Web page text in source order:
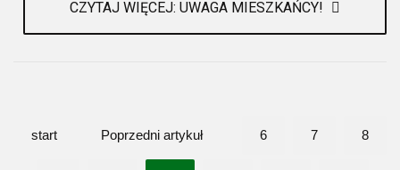
CZYTAJ WIĘCEJ: UWAGA MIESZKAŃCY!
start Poprzedni artykuł 6 7 8